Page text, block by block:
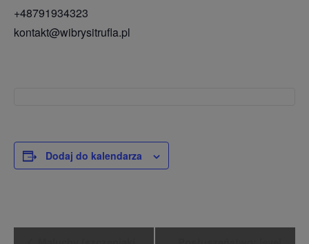
+48791934323
kontakt@wibrysitrufla.pl
Dodaj do kalendarza